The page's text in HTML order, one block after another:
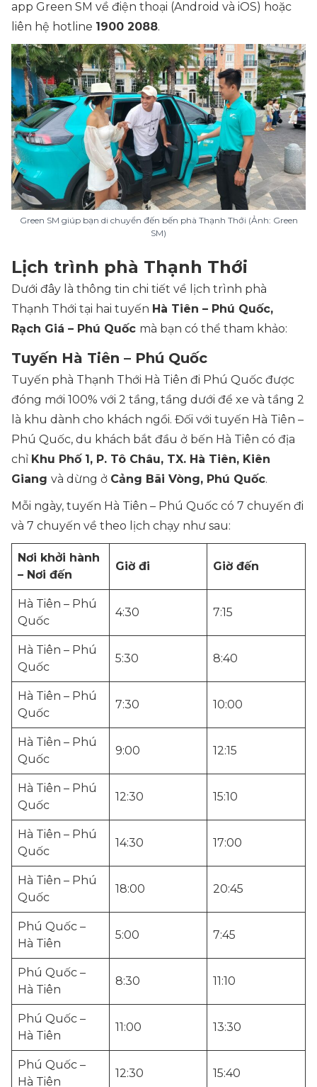
app Green SM về điện thoại (Android và iOS) hoặc
liên hệ hotline 1900 2088.
Green SM giúp bạn di chuyển đến bến phà Thạnh Thới (Ảnh: Green
SM)
Lịch trình phà Thạnh Thới
Dưới đây là thông tin chi tiết về lịch trình phà
Thạnh Thới tại hai tuyến Hà Tiên – Phú Quốc,
Rạch Giá – Phú Quốc mà bạn có thể tham khảo:
Tuyến Hà Tiên – Phú Quốc
Tuyến phà Thạnh Thới Hà Tiên đi Phú Quốc được
đóng mới 100% với 2 tầng, tầng dưới để xe và tầng 2
là khu dành cho khách ngồi. Đối với tuyến Hà Tiên –
Phú Quốc, du khách bắt đầu ở bến Hà Tiên có địa
chỉ Khu Phố 1, P. Tô Châu, TX. Hà Tiên, Kiên
Giang và dừng ở Cảng Bãi Vòng, Phú Quốc.
Mỗi ngày, tuyến Hà Tiên – Phú Quốc có 7 chuyến đi
và 7 chuyến về theo lịch chạy như sau:
Nơi khởi hành
– Nơi đến
Giờ đi Giờ đến
Hà Tiên – Phú
Quốc
4:30 7:15
Hà Tiên – Phú
Quốc
5:30 8:40
Hà Tiên – Phú
Quốc
7:30 10:00
Hà Tiên – Phú
Quốc
9:00 12:15
Hà Tiên – Phú
Quốc
12:30 15:10
Hà Tiên – Phú
Quốc
14:30 17:00
Hà Tiên – Phú
Quốc
18:00 20:45
Phú Quốc –
Hà Tiên
5:00 7:45
Phú Quốc –
Hà Tiên
8:30 11:10
Phú Quốc –
Hà Tiên
11:00 13:30
Phú Quốc –
Hà Tiên
12:30 15:40